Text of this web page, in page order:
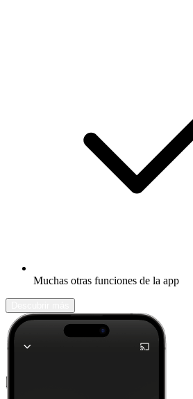
Muchas otras funciones de la app